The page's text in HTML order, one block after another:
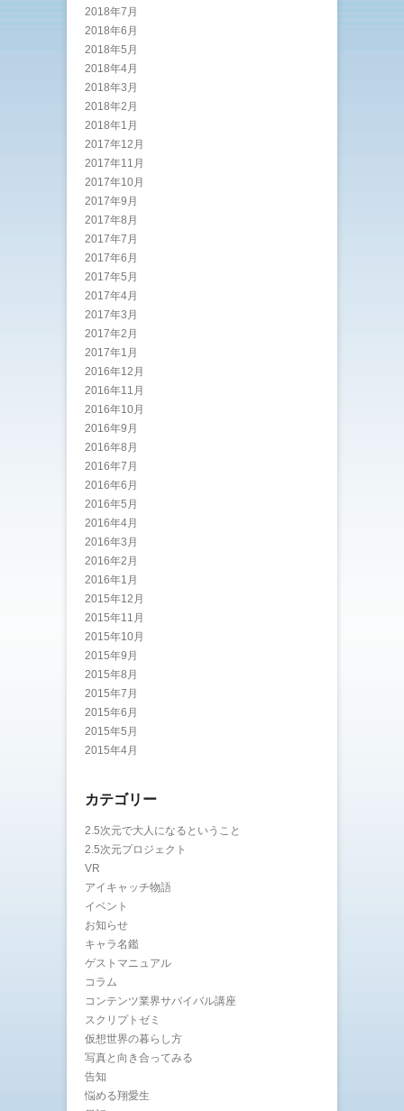
2018年7月
2018年6月
2018年5月
2018年4月
2018年3月
2018年2月
2018年1月
2017年12月
2017年11月
2017年10月
2017年9月
2017年8月
2017年7月
2017年6月
2017年5月
2017年4月
2017年3月
2017年2月
2017年1月
2016年12月
2016年11月
2016年10月
2016年9月
2016年8月
2016年7月
2016年6月
2016年5月
2016年4月
2016年3月
2016年2月
2016年1月
2015年12月
2015年11月
2015年10月
2015年9月
2015年8月
2015年7月
2015年6月
2015年5月
2015年4月
カテゴリー
2.5次元で大人になるということ
2.5次元プロジェクト
VR
アイキャッチ物語
イベント
お知らせ
キャラ名鑑
ゲストマニュアル
コラム
コンテンツ業界サバイバル講座
スクリプトゼミ
仮想世界の暮らし方
写真と向き合ってみる
告知
悩める翔愛生